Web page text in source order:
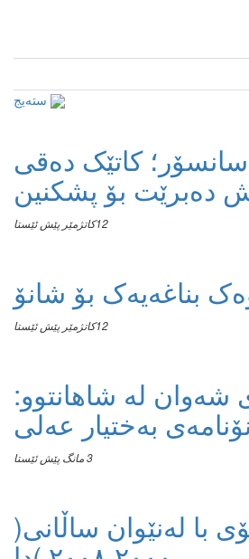
کاتێک دەقی
دەبرێت بۆ پشکنین
12كاتژمێر پێش ئێستا
بناغەیەک بۆ شانۆ
12كاتژمێر پێش ئێستا
شەوان لە شاهانتوو:
بەختیار عەلی
3 مانگ پێش ئێستا
با لەنێوان ساڵانی(